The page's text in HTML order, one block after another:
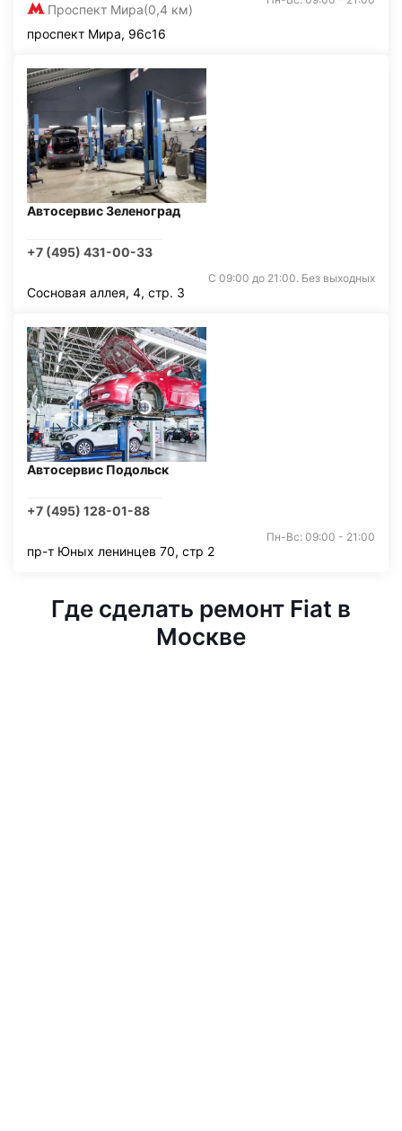
Проспект Мира(0,4 км)
проспект Мира, 96с16
Автосервис Зеленоград
+7 (495) 431-00-33
С 09:00 до 21:00. Без выходных
Сосновая аллея, 4, стр. 3
Автосервис Подольск
+7 (495) 128-01-88
Пн-Вс: 09:00 - 21:00
пр-т Юных ленинцев 70, стр 2
Где сделать ремонт Fiat в
Москве